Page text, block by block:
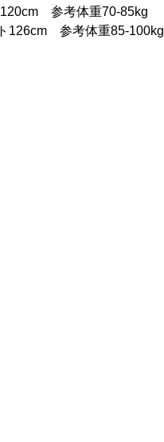
参考体重70-85kg
参考体重85-100kg